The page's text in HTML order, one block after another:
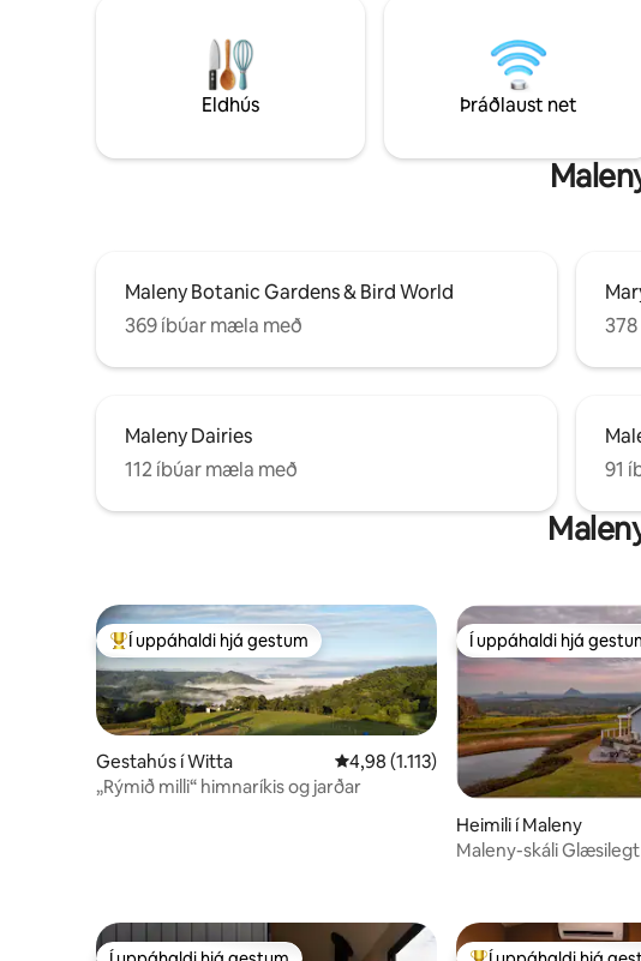
sem næturnar eru alltaf svalar í þessari
hæð. Gistináttaverð inniheldur tvö
fullorðin (svefnpláss fyrir fjóra) og eldivið
fyrir hverja nótt. Gæludýragjald er
Eldhús Þráðlaust net
Maleny Botanic Gardens & Bird World
369 íbúar mæla með
Maleny Dairies
112 íbúar mæla með
91
Í mestu uppáhaldi hjá gestum
Í uppáhaldi hjá gestum
Gestahús í Witta 4,98 af 5 í meðaleinkunn, 1.113
4,98 (1.113)
„Rýmið milli“ himnaríkis og jarðar
Í uppáhaldi hjá
Í uppáhaldi hjá
Heimili í Maleny
Maleny-skáli